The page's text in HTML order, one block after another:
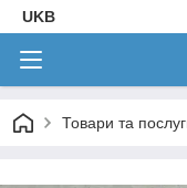
UKB
Товари та